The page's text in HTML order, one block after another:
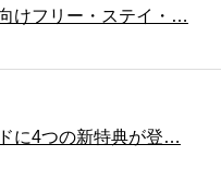
けフリー・ステイ・…
に4つの新特典が登…